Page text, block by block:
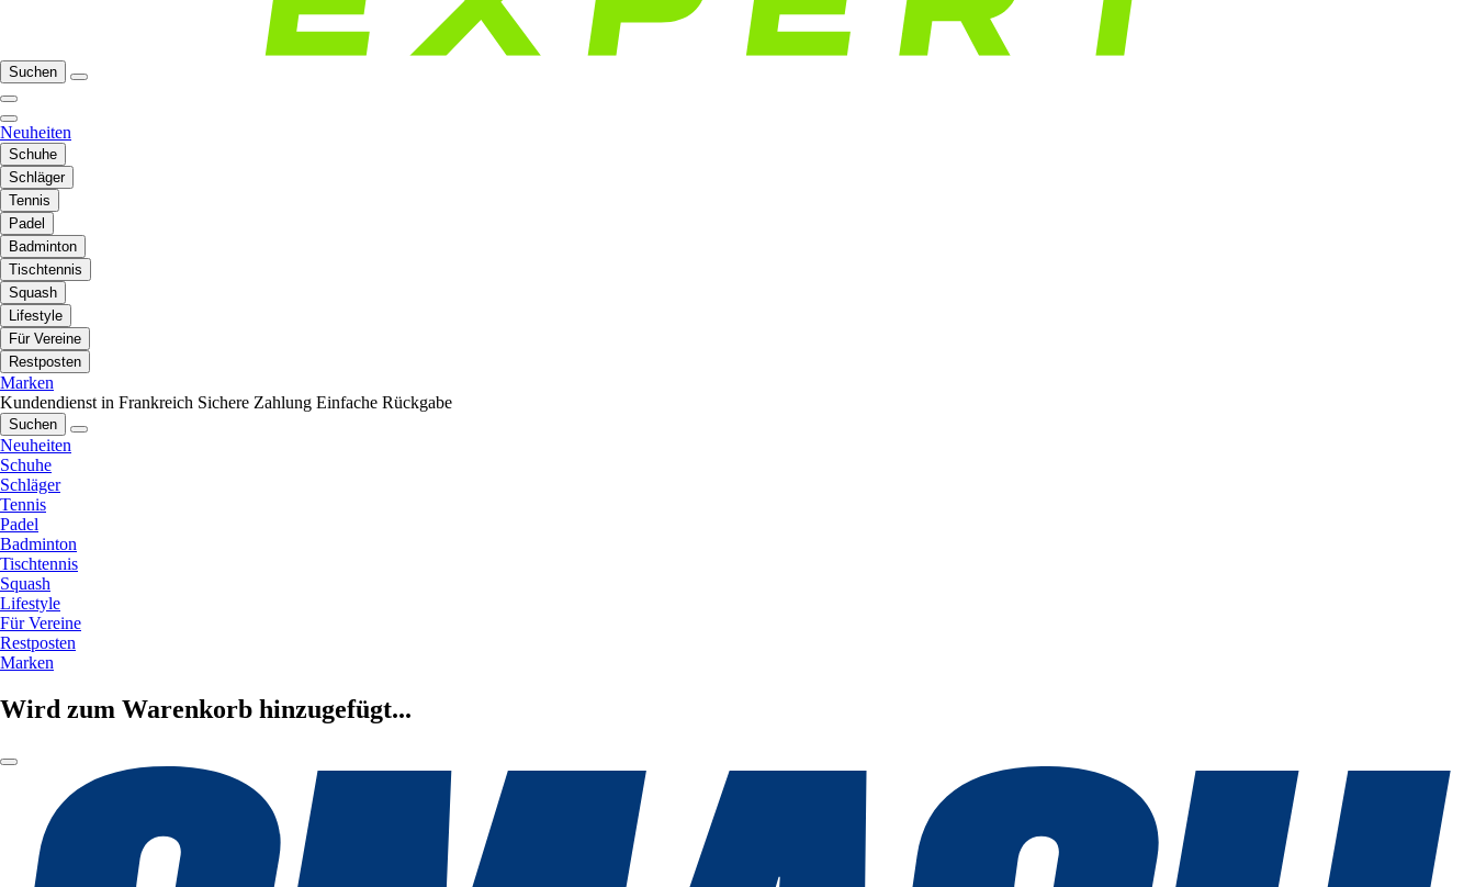
Suchen
Neuheiten
Schuhe
Schläger
Tennis
Padel
Badminton
Tischtennis
Squash
Lifestyle
Für Vereine
Restposten
Marken
Kundendienst in Frankreich Sichere Zahlung Einfache Rückgabe
Suchen
Neuheiten
Schuhe
Schläger
Tennis
Padel
Badminton
Tischtennis
Squash
Lifestyle
Für Vereine
Restposten
Marken
Wird zum Warenkorb hinzugefügt...